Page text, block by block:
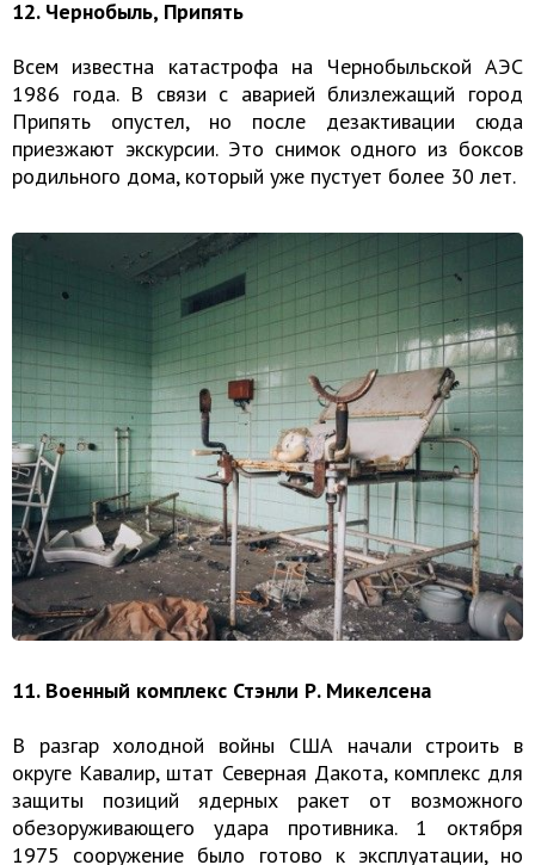
12. Чернобыль, Припять
Всем известна катастрофа на Чернобыльской АЭС
1986 года. В связи с аварией близлежащий город
Припять опустел, но после дезактивации сюда
приезжают экскурсии. Это снимок одного из боксов
родильного дома, который уже пустует более 30 лет.
11. Военный комплекс Стэнли Р. Микелсена
В разгар холодной войны США начали строить в
округе Кавалир, штат Северная Дакота, комплекс для
защиты позиций ядерных ракет от возможного
обезоруживающего удара противника. 1 октября
1975 сооружение было готово к эксплуатации, но